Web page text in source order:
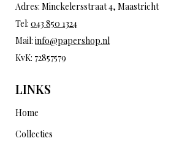
Adres: Minckelersstraat 4, Maastricht
Tel: 043 850 1324
Mail: info@papershop.nl
KvK: 72857579
LINKS
Home
Collecties